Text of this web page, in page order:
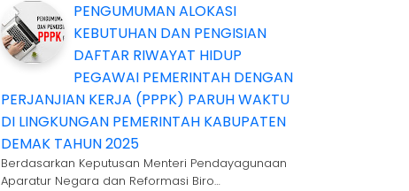
PENGUMUMAN ALOKASI
KEBUTUHAN DAN PENGISIAN
DAFTAR RIWAYAT HIDUP
PEGAWAI PEMERINTAH DENGAN
PERJANJIAN KERJA (PPPK) PARUH WAKTU
DI LINGKUNGAN PEMERINTAH KABUPATEN
DEMAK TAHUN 2025
Berdasarkan Keputusan Menteri Pendayagunaan
Aparatur Negara dan Reformasi Biro…